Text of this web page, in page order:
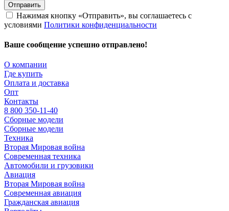
Отправить
Нажимая кнопку «Отправить», вы соглашаетесь с
условиями Политики конфиденциальности
Ваше сообщение успешно отправлено!
О компании
Где купить
Оплата и доставка
Опт
Контакты
8 800 350-11-40
Сборные модели
Сборные модели
Техника
Вторая Мировая война
Современная техника
Автомобили и грузовики
Авиация
Вторая Мировая война
Современная авиация
Гражданская авиация